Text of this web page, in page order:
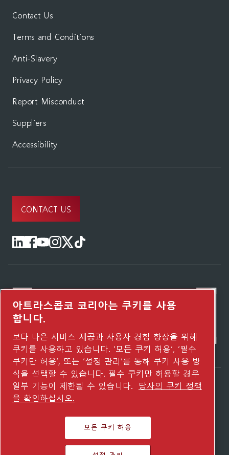
Contact Us
Terms and Conditions
Anti-Slavery
Privacy Policy
Report Misconduct
Suppliers
Accessibility
CONTACT US
Atlas Copco Group이 어떻게 기술로 미래를
Atlas Copco Group 웹사이트 방문하기
Atlas Copco Group 그룹사
아트라스콥코 코리아는 쿠키를 사용
합니다.
보다 나은 서비스 제공과 사용자 경험 향상을 위해
쿠키를 사용하고 있습니다. ‘모든 쿠키 허용’, ‘필수
쿠키만 허용’, 또는 ‘설정 관리’를 통해 쿠키 사용 방
식을 선택할 수 있습니다. 필수 쿠키만 허용할 경우
일부 기능이 제한될 수 있습니다.
당사의 쿠키 정책
을 확인하십시오.
모든 쿠키 허용